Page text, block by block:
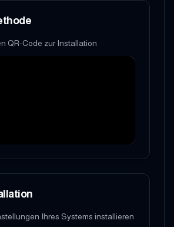
QR-Code zur Installation
Ihres Systems installieren